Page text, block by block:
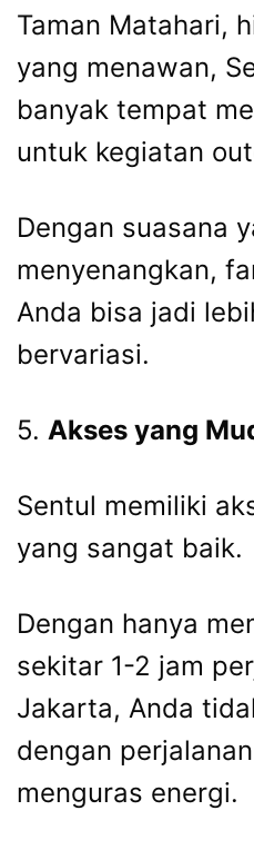
Taman Matahari,
yang menawan,
banyak tempat
untuk kegiatan
Dengan suasana
menyenangkan,
Anda bisa jadi
bervariasi.
5. Akses yang
Sentul memiliki
yang sangat baik.
Dengan hanya
sekitar 1-2 jam
Jakarta, Anda
dengan
menguras energi.